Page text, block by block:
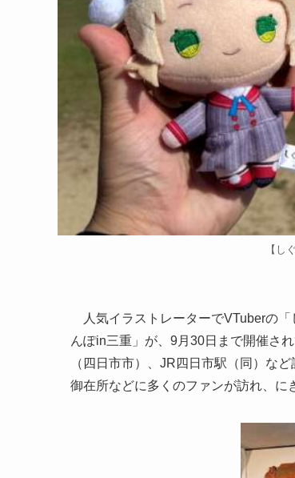
【し
人気イラストレーターでVTuberの「
んぽin三重」が、9月30日まで開催さ
（四日市市）、JR四日市駅（同）な
御在所などに多くのファンが訪れ、に